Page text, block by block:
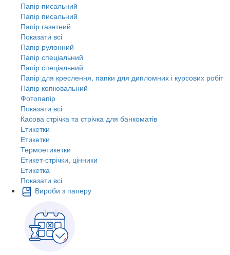
Папір писальний
Папір писальний
Папір газетний
Показати всі
Папір рулонний
Папір спеціальний
Папір спеціальний
Папір для креслення, папки для дипломних і курсових робіт
Папір копіювальний
Фотопапір
Показати всі
Касова стрічка та стрічка для банкоматів
Етикетки
Етикетки
Термоетикетки
Етикет-стрічки, цінники
Етикетка
Показати всі
Вироби з паперу